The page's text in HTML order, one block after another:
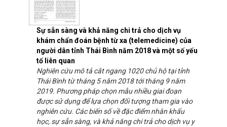
Sự sẵn sàng và khả năng chi trả cho dịch vụ
khám chẩn đoán bệnh từ xa (telemedicine) của
người dân tỉnh Thái Bình năm 2018 và một số yếu
tố liên quan
Nghiên cứu mô tả cắt ngang 1020 chủ hộ tại tỉnh
Thái Bình từ tháng 5 năm 2018 tới tháng 9 năm
2019. Phương pháp chọn mẫu nhiều giai đoạn
được sử dụng để lựa chọn đối tượng tham gia vào
nghiên cứu. Các biến số về đặc điểm nhân khẩu
học, sự sẵn sàng, và khả năng chi trả cho dịch vụ y